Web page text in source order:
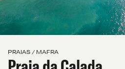
PRAIAS / MAFRA